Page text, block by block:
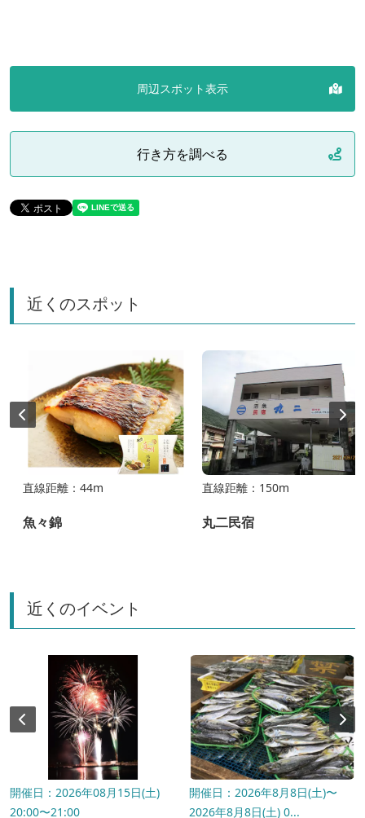
周辺スポット表示
行き方を調べる
近くのスポット
直線距離：44m
魚々錦
直線距離：150m
丸二民宿
近くのイベント
開催日：2026年08月15日(土)
20:00〜21:00
開催日：2026年8月8日(土)〜
2026年8月8日(土) 0...